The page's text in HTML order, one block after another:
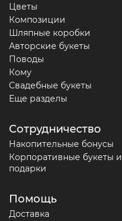
Цветы
Композиции
Шляпные коробки
Авторские букеты
Поводы
Кому
Свадебные букеты
Еще разделы
Сотрудничество
Накопительные бонусы
Корпоративные букеты и
подарки
Помощь
Доставка